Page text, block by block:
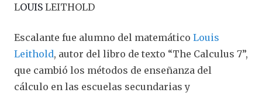
LOUIS LEITHOLD
Escalante fue alumno del matemático Louis
Leithold, autor del libro de texto “The Calculus 7”,
que cambió los métodos de enseñanza del
cálculo en las escuelas secundarias y